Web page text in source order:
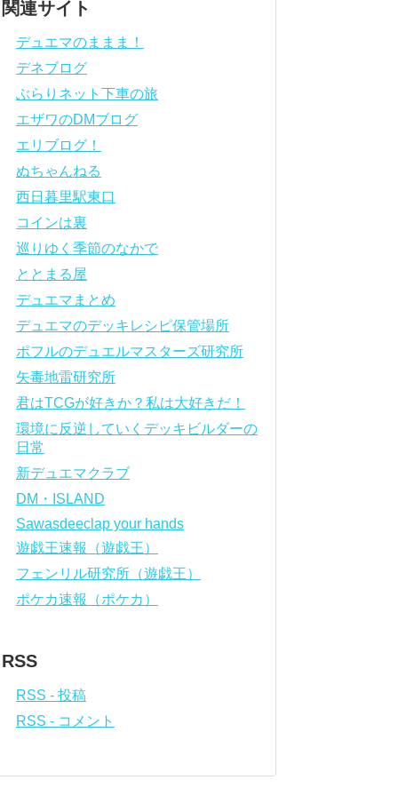
関連サイト
デュエマのままま！
デネブログ
ぶらりネット下車の旅
エザワのDMブログ
エリブログ！
ぬちゃんねる
西日暮里駅東口
コインは裏
巡りゆく季節のなかで
ととまる屋
デュエマまとめ
デュエマのデッキレシピ保管場所
ポフルのデュエルマスターズ研究所
矢毒地雷研究所
君はTCGが好きか？私は大好きだ！
環境に反逆していくデッキビルダーの
日常
新デュエマクラブ
DM・ISLAND
Sawasdeeclap your hands
遊戯王速報（遊戯王）
フェンリル研究所（遊戯王）
ポケカ速報（ポケカ）
RSS
RSS - 投稿
RSS - コメント